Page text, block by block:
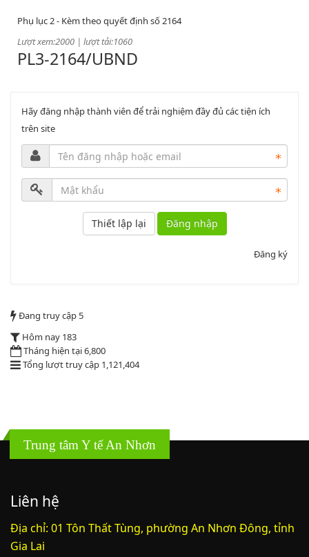
Phụ lục 3 - Kèm theo quyết định số 2164
Lượt xem:2010 | lượt tải:1159
52/2019/QH14
Luật sửa đổi, bổ sung một số điều của luật cán bộ, công chức. luật
công chức
2164/QĐUBND
Quyết định phê duyệt danh mục vị trí việc làm
Lượt xem:3774 | lượt tải:1521
Lượt xem:2045 | lượt tải:758
PL2-2164/UBND
Phụ lục 2 - Kèm theo quyết định số 2164
Phụ lục 3 - Kèm theo quyết định số 2164
Luật sửa đổi, bổ sung một số điều của luật cán bộ, công chức. luật
công chức
Hãy đăng nhập thành viên để trải nghiệm đầy đủ các tiện ích
trên site
Đăng nhập
Đăng ký
Đang truy cập 5
Hôm nay 183
Tháng hiện tại6,800
Tổng lượt truy cập 1,121,404
Trung tâm Y tế An Nhơn
Liên hệ
Địa chỉ: 01 Tôn Thất Tùng, phường An Nhơn Đông, tỉnh
Gia Lai